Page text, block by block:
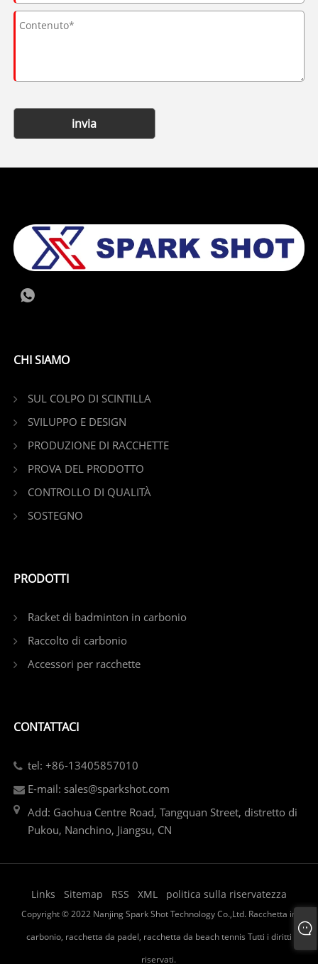
invia
CHI SIAMO
SUL COLPO DI SCINTILLA
SVILUPPO E DESIGN
PRODUZIONE DI RACCHETTE
PROVA DEL PRODOTTO
CONTROLLO DI QUALITÀ
SOSTEGNO
PRODOTTI
Racket di badminton in carbonio
Raccolto di carbonio
Accessori per racchette
CONTATTACI
tel: +86-13405857010
E-mail: sales@sparkshot.com
Add: Gaohua Centre Road, Tangquan Street, distretto di
Pukou, Nanchino, Jiangsu, CN
Links Sitemap RSS XML politica sulla riservatezza
Copyright © 2022 Nanjing Spark Shot Technology Co.,Ltd. Racchetta in
carbonio, racchetta da padel, racchetta da beach tennis Tutti i diritti
riservati.